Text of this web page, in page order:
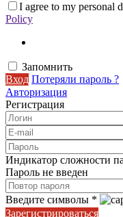
I agree to my personal
Policy
Запомнить
Вход Потеряли пароль ?
Авторизация
Регистрация
Индикатор сложности
Пароль не введен
Введите символы *
Зарегистрироваться